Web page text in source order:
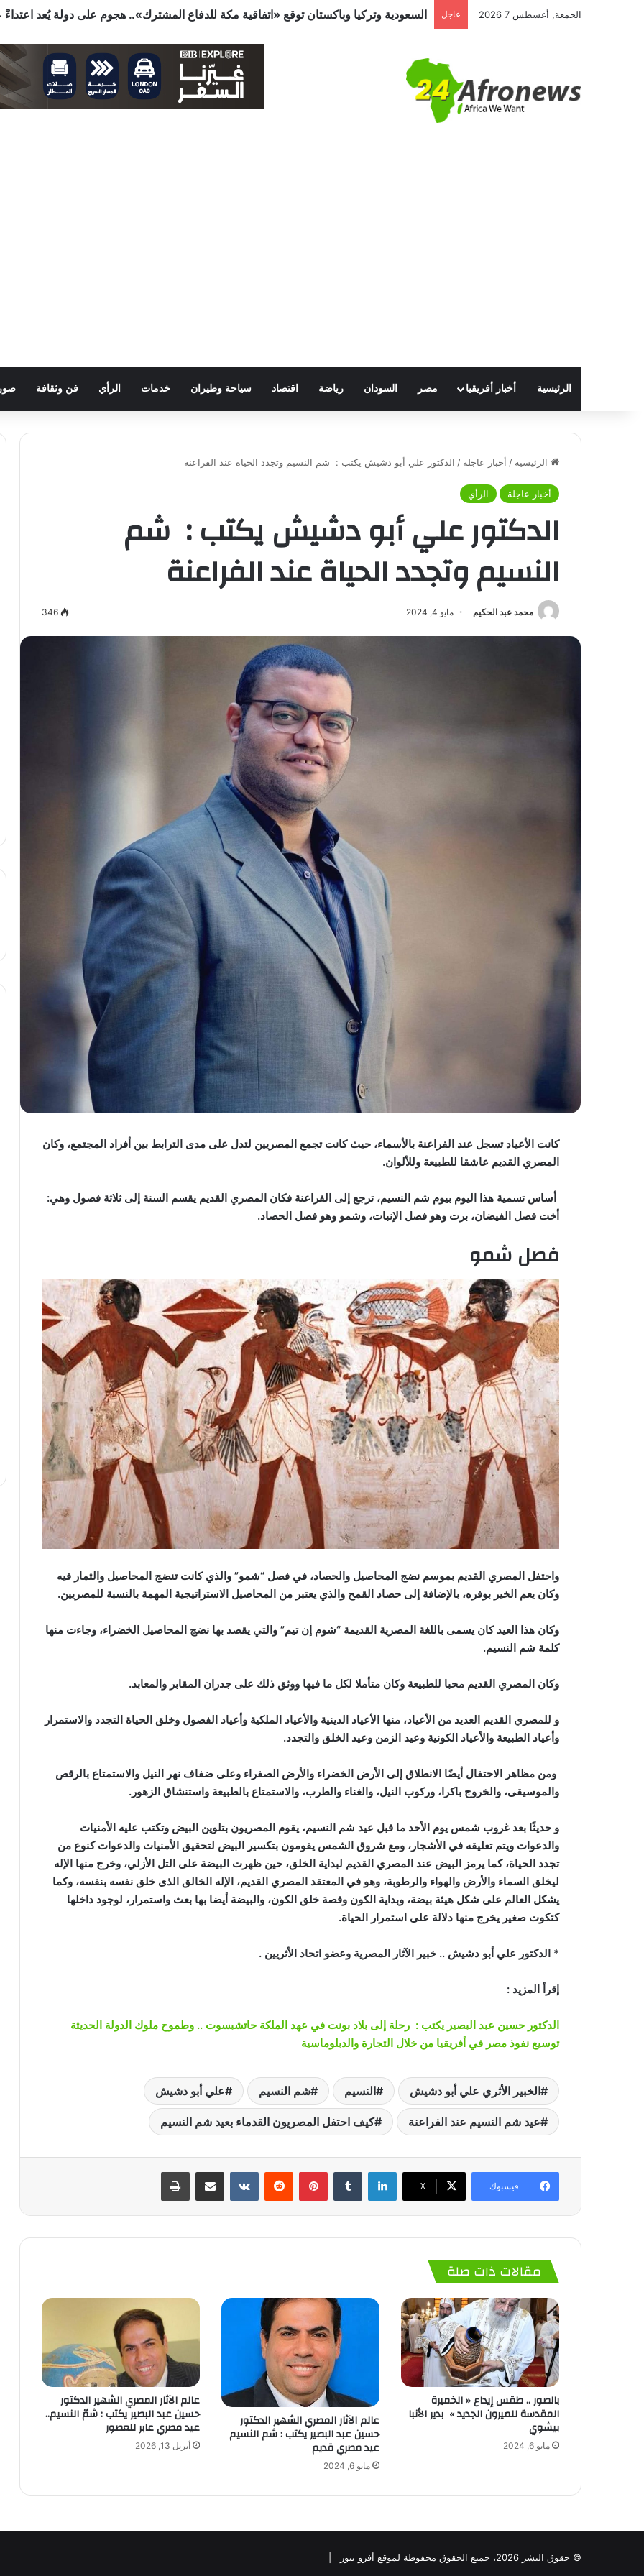
الجمعة, أغسطس 7 2026 عاجل
الرئيسية أخبار أفريقيا مصر السودان رياضة اقتصاد سياحة وطيران خدمات الرأي فن وثقافة
الرئيسية / أخبار عاجلة / الدكتور علي أبو دشيش يكتب : شم النسيم وتجدد الحياة عند الفراعنة
أخبار عاجلة الرأي
الدكتور علي أبو دشيش يكتب : شم
النسيم وتجدد الحياة عند الفراعنة
محمد عبد الحكيم مايو 4, 2024 346
كانت الأعياد تسجل عند الفراعنة بالأسماء، حيث كانت تجمع المصريين لتدل على مدى الترابط بين أفراد المجتمع، وكان
المصري القديم عاشقا للطبيعة وللألوان.
أساس تسمية هذا اليوم بيوم شم النسيم، ترجع إلى الفراعنة فكان المصري القديم يقسم السنة إلى ثلاثة فصول وهي:
أخت فصل الفيضان، برت وهو فصل الإنبات، وشمو وهو فصل الحصاد.
فصل شمو
واحتفل المصري القديم بموسم نضج المحاصيل والحصاد، في فصل “شمو” والذي كانت تنضج المحاصيل والثمار فيه
وكان يعم الخير بوفره، بالإضافة إلى حصاد القمح والذي يعتبر من المحاصيل الاستراتيجية المهمة بالنسبة للمصريين.
وكان هذا العيد كان يسمى باللغة المصرية القديمة “شوم إن تيم” والتي يقصد بها نضج المحاصيل الخضراء، وجاءت منها
كلمة شم النسيم.
وكان المصري القديم محبا للطبيعة وكان متأملا لكل ما فيها ووثق ذلك على جدران المقابر والمعابد.
و للمصري القديم العديد من الأعياد، منها الأعياد الدينية والأعياد الملكية وأعياد الفصول وخلق الحياة التجدد والاستمرار
وأعياد الطبيعة والأعياد الكونية وعيد الزمن وعيد الخلق والتجدد.
ومن مظاهر الاحتفال أيضًا الانطلاق إلى الأرض الخضراء والأرض الصفراء وعلى ضفاف نهر النيل والاستمتاع بالرقص
والموسيقى، والخروج باكرا، وركوب النيل، والغناء والطرب، والاستمتاع بالطبيعة واستنشاق الزهور.
و حديثًا بعد غروب شمس يوم الأحد ما قبل عيد شم النسيم، يقوم المصريون بتلوين البيض وتكتب عليه الأمنيات
والدعوات ويتم تعليقه في الأشجار، ومع شروق الشمس يقومون بتكسير البيض لتحقيق الأمنيات والدعوات كنوع من
تجدد الحياة، كما يرمز البيض عند المصري القديم لبداية الخلق، حين ظهرت البيضة على التل الأزلي، وخرج منها الإله
ليخلق السماء والأرض والهواء والرطوبة، وهو في المعتقد المصري القديم، الإله الخالق الذى خلق نفسه بنفسه، وكما
يشكل العالم على شكل هيئة بيضة، وبداية الكون وقصة خلق الكون، والبيضة أيضا بها بعث واستمرار، لوجود داخلها
كتكوت صغير يخرج منها دلالة على استمرار الحياة.
* الدكتور علي أبو دشيش .. خبير الآثار المصرية وعضو اتحاد الأثريين .
إقرأ المزيد :
الدكتور حسين عبد البصير يكتب : رحلة إلى بلاد بونت في عهد الملكة حاتشبسوت .. وطموح ملوك الدولة الحديثة
توسيع نفوذ مصر في أفريقيا من خلال التجارة والدبلوماسية
الخبير الأثري علي أبو دشيش النسيم شم النسيم علي أبو دشيش
عيد شم النسيم عند الفراعنة كيف احتفل المصريون القدماء بعيد شم النسيم
فيسبوك ‫X
لينكدإن بينتيريست
مقالات ذات صلة
بالصور .. طقس إيداع « الخميرة
المقدسة للميرون الجديد » بدير الأنبا
بيشوي
مايو 6, 2024
عالم الآثار المصري الشهير الدكتور
حسين عبد البصير يكتب : شم النسيم
عيد مصري قديم
مايو 6, 2024
عالم الآثار المصري الشهير الدكتور
حسين عبد البصير يكتب : شمّ النسيم..
عيد مصري عابر للعصور
أبريل 13, 2026
© حقوق النشر 2026، جميع الحقوق محفوظة لموقع أفرو نيوز |